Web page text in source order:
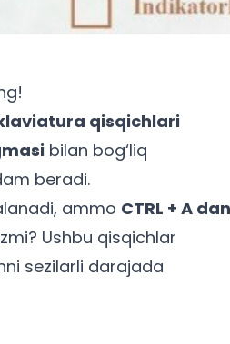
qisqichlari
bilan bog‘liq
beradi.
ammo CTRL + A
Ushbu qisqichlar
sezilarli darajada